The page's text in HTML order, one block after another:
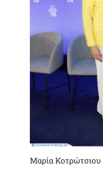
Μαρία Κοτρώτσιου